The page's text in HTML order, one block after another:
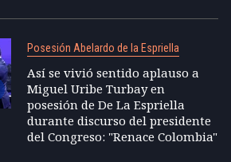
Posesión Abelardo de la Espriella
Así se vivió sentido aplauso a
Miguel Uribe Turbay en
posesión de De La Espriella
durante discurso del presidente
del Congreso: "Renace Colombia"